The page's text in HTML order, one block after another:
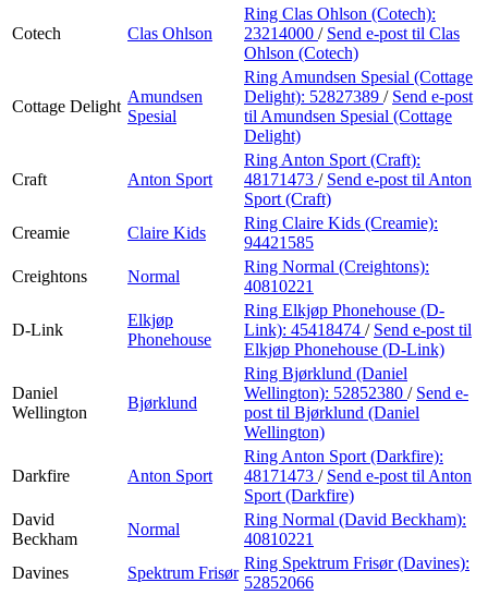
Cotech Clas Ohlson
Ring Clas Ohlson (Cotech):
23214000 / Send e-post til Clas
Ohlson (Cotech)
Cottage Delight
Amundsen
Spesial
Ring Amundsen Spesial (Cottage
Delight): 52827389 / Send e-post
til Amundsen Spesial (Cottage
Delight)
Craft Anton Sport
Ring Anton Sport (Craft):
48171473 / Send e-post til Anton
Sport (Craft)
Creamie
Claire Kids
Ring Claire Kids (Creamie):
94421585
Creightons
Normal
Ring Normal (Creightons):
40810221
D-Link
Elkjøp
Phonehouse
Ring Elkjøp Phonehouse (D-
Link): 45418474 / Send e-post til
Elkjøp Phonehouse (D-Link)
Daniel
Wellington
Bjørklund
Ring Bjørklund (Daniel
Wellington): 52852380 / Send e-
post til Bjørklund (Daniel
Wellington)
Darkfire Anton Sport
Ring Anton Sport (Darkfire):
48171473 / Send e-post til Anton
Sport (Darkfire)
David
Beckham
Normal
Ring Normal (David Beckham):
40810221
Davines
Spektrum Frisør
Ring Spektrum Frisør (Davines):
52852066